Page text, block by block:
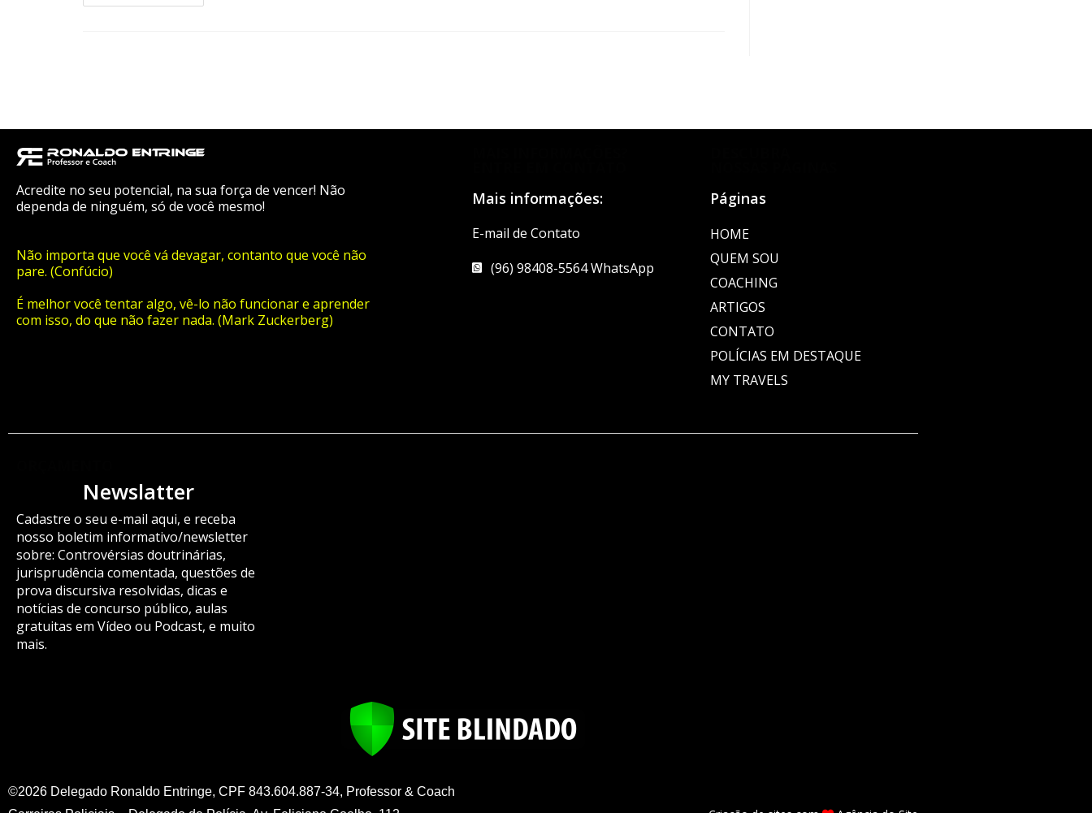
Acredite no seu potencial, na sua força de vencer! Não
dependa de ninguém, só de você mesmo!
Não importa que você vá devagar, contanto que você não
pare. (Confúcio)
É melhor você tentar algo, vê-lo não funcionar e aprender
com isso, do que não fazer nada. (Mark Zuckerberg)
Mais informações:
E-mail de Contato
(96) 98408-5564 WhatsApp
Páginas
HOME
QUEM SOU
COACHING
ARTIGOS
CONTATO
POLÍCIAS EM DESTAQUE
MY TRAVELS
Newslatter
Cadastre o seu e-mail aqui, e receba
nosso boletim informativo/newsletter
sobre: Controvérsias doutrinárias,
jurisprudência comentada, questões de
prova discursiva resolvidas, dicas e
notícias de concurso público, aulas
gratuitas em Vídeo ou Podcast, e muito
mais.
©2026 Delegado Ronaldo Entringe, CPF 843.604.887-34, Professor & Coach